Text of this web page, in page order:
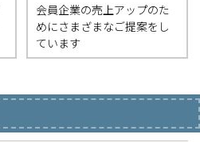
会員企業の売上アップのた
めにさまざまなご提案をし
ています